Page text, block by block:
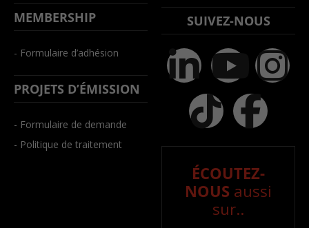
MEMBERSHIP
- Formulaire d’adhésion
PROJETS D’ÉMISSION
- Formulaire de demande
- Politique de traitement
SUIVEZ-NOUS
ÉCOUTEZ-
NOUS aussi
sur..